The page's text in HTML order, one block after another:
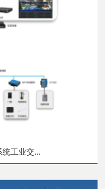
工业交...